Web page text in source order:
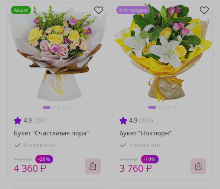
4.9 (289)
Букет "Счастливая пора"
В наличии
5 810 ₽ -25%
4 360 ₽
Акция
4.9 (306)
Букет "Ноктюрн"
В наличии
4 180 ₽ -10%
3 760 ₽
Хит продаж